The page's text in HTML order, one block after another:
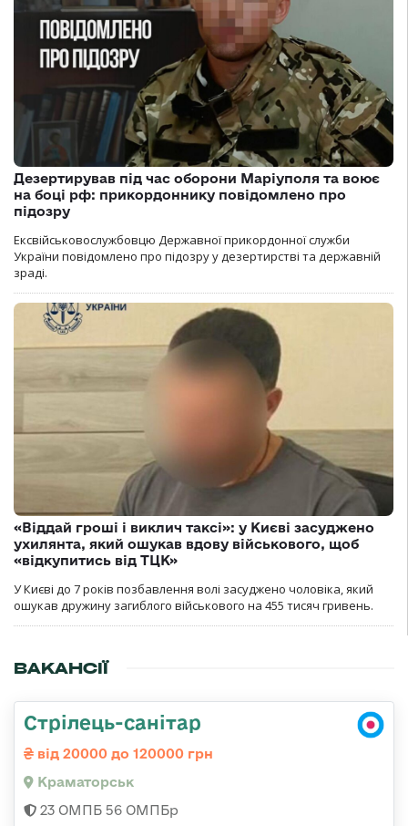
Дезертирував під час оборони Маріуполя та воює
на боці рф: прикордоннику повідомлено про
підозру
Ексвійськовослужбовцю Державної прикордонної служби
України повідомлено про підозру у дезертирстві та державній
зраді.
«Віддай гроші і виклич таксі»: у Києві засуджено
ухилянта, який ошукав вдову військового, щоб
«відкупитись від ТЦК»
У Києві до 7 років позбавлення волі засуджено чоловіка, який
ошукав дружину загиблого військового на 455 тисяч гривень.
ВАКАНСІЇ
Стрілець-санітар
від 20000 до 120000 грн
Краматорськ
23 ОМПБ 56 ОМПБр